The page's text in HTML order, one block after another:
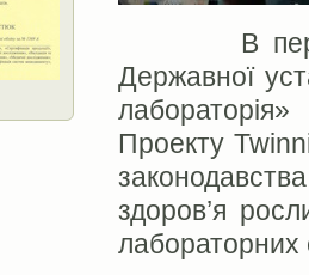
В період
Державної
Проекту
здоров’я
лабораторних